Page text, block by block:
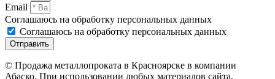
Email
Соглашаюсь на обработку персональных данных
Соглашаюсь на обработку персональных данных
Отправить
© Продажа металлопроката в Красноярске в компании
Абаско. При использовании любых материалов сайта,